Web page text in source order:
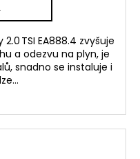
TSI EA888.4 zvyšuje
a odezvu na plyn, je
snadno se instaluje i